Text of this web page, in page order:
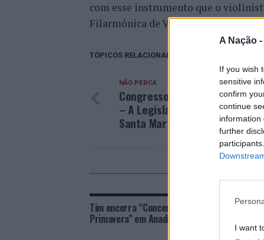
A Nação -
If you wish
sensitive
confirm
continue
information
further
I want
com esse instrumento que o
Filarmónica de Viena, o único
TÓPICOS RELACIONADOS:
NÃO PERCA
Congresso “Wine Tourism and
– A Legislação do
Santa Marta de Penaguião
Tim encerra “Concertos de
Primavera” em Anadia